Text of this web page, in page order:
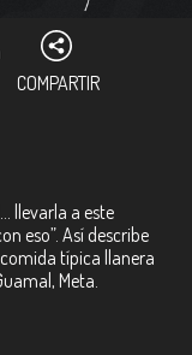
COMPARTIR
llevarla a este
eso”. Así describe
típica llanera
Meta.